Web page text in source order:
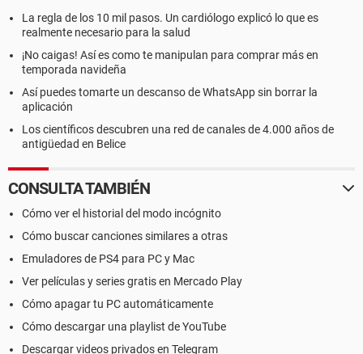
La regla de los 10 mil pasos. Un cardiólogo explicó lo que es
realmente necesario para la salud
¡No caigas! Así es como te manipulan para comprar más en
temporada navideña
Así puedes tomarte un descanso de WhatsApp sin borrar la
aplicación
Los científicos descubren una red de canales de 4.000 años de
antigüedad en Belice
CONSULTA TAMBIÉN
Cómo ver el historial del modo incógnito
Cómo buscar canciones similares a otras
Emuladores de PS4 para PC y Mac
Ver películas y series gratis en Mercado Play
Cómo apagar tu PC automáticamente
Cómo descargar una playlist de YouTube
Descargar videos privados en Telegram